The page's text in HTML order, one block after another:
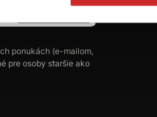
Odoberať
ponukách (e-mailom,
pre osoby staršie ako